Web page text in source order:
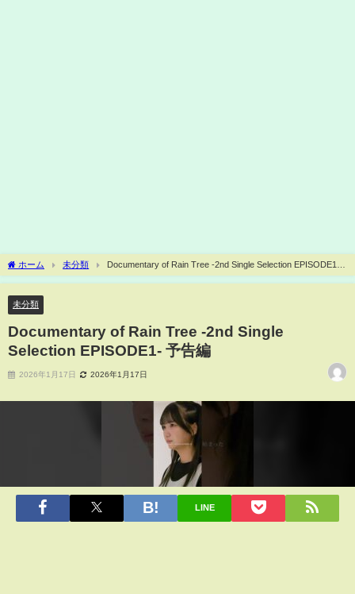
ホーム 未分類
Documentary of Rain Tree -2nd Single Selection EPISODE1-
予告編
未分類
Documentary of Rain Tree -2nd Single
Selection EPISODE1- 予告編
2026年1月17日 2026年1月17日
LINE